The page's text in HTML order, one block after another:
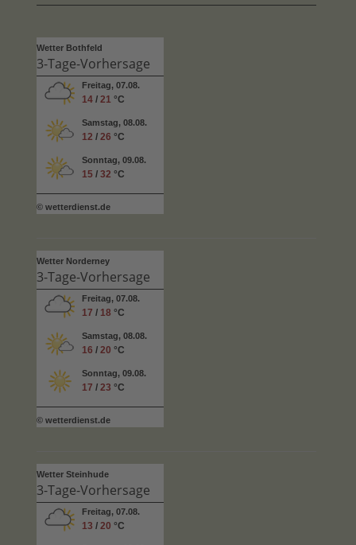
Wetter Bothfeld
3-Tage-Vorhersage
Freitag, 07.08.
14 / 21 °C
Samstag, 08.08.
12 / 26 °C
Sonntag, 09.08.
15 / 32 °C
© wetterdienst.de
Wetter Norderney
3-Tage-Vorhersage
Freitag, 07.08.
17 / 18 °C
Samstag, 08.08.
16 / 20 °C
Sonntag, 09.08.
17 / 23 °C
© wetterdienst.de
Wetter Steinhude
3-Tage-Vorhersage
Freitag, 07.08.
13 / 20 °C